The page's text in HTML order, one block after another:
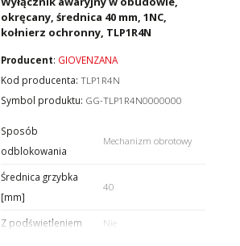
okręcany, średnica 40 mm, 1NC,
kołnierz ochronny, TLP1R4N
Producent: GIOVENZANA
Kod producenta:TLP1R4N
Symbol produktu: GG-TLP1R4N0000000
Sposób
odblokowania
Mechanizm obrotowy
Średnica grzybka
[mm]
40
Z podświetleniem Nie